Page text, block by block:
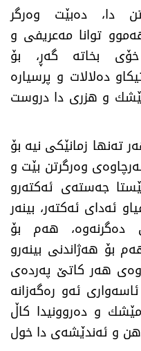
دا، دەبێت وەرگر
توانا مەعریفی و
بخاتە گەڕ، بۆ
دەلالات و پرسیارە
مێشك و هزری دا دروست
تەنها زمانێكی نیە بۆ
وەرگرتن بێت و
جەستەی ئەكتەرو
ئەدای ئەكتەر، بینەر
هەم بۆ
بۆ هەژاندنی بینەرو
هەر كاتێ‌ پەردەی
ئەو رەگەزانە
و دەروونیدا كاڵ
و ئەندێشەی دا خول